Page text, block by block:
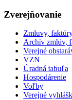
Zverejňovanie
Zmluvy,
Archív zmlúv,
Verejné
VZN
Úradná tabuľa
Hospodárenie
Voľby
Verejné